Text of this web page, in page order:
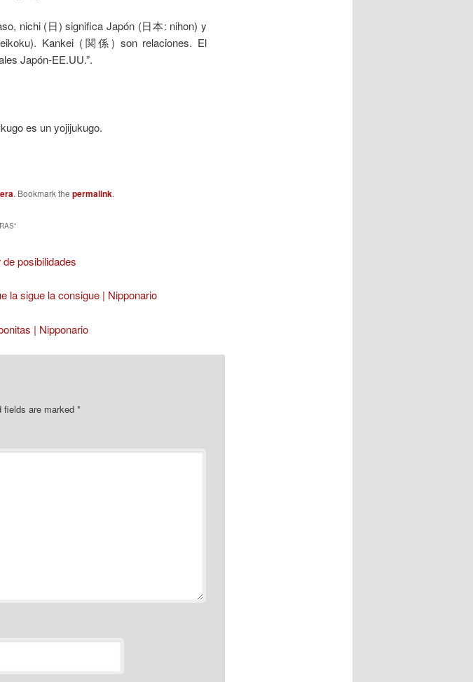
nichi (日) significa Japón (日本: nihon) y
Kankei (関係) son relaciones. El
Japón-EE.UU.”.
es un yojijukugo.
. Bookmark the permalink.
”
posibilidades
la sigue la consigue | Nipponario
| Nipponario
fields are marked *